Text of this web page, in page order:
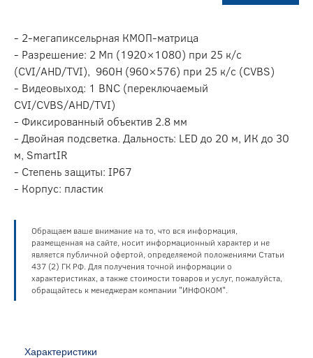
- 2-мегапиксельрная КМОП-матрица
- Разрешение: 2 Мп (1920×1080) при 25 к/c
(CVI/AHD/TVI), 960H (960×576) при 25 к/с (CVBS)
- Видеовыход: 1 BNC (переключаемый
CVI/CVBS/AHD/TVI)
- Фиксированный объектив 2.8 мм
- Двойная подсветка. Дальность: LED до 20 м, ИК до 30
м, SmartIR
- Степень защиты: IP67
- Корпус: пластик
Обращаем ваше внимание на то, что вся информация,
размещенная на сайте, носит информационный характер и не
является публичной офертой, определяемой положениями Статьи
437 (2) ГК РФ. Для получения точной информации о
характеристиках, а также стоимости товаров и услуг, пожалуйста,
обращайтесь к менеджерам компании "ИНФОКОМ".
Характеристики